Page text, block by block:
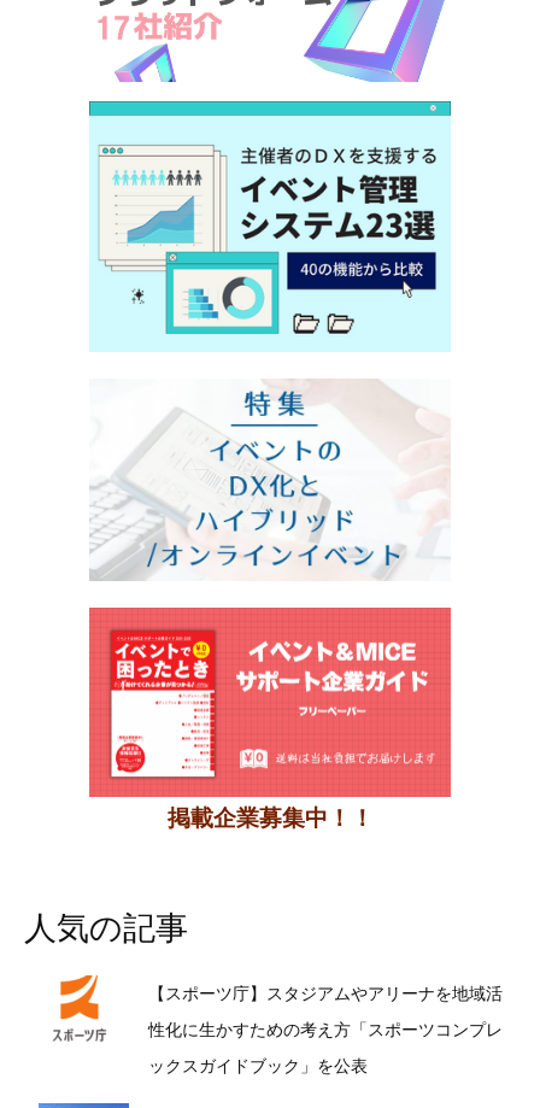
掲載企業募集中！！
人気の記事
【スポーツ庁】スタジアムやアリーナを地域活
性化に生かすための考え方「スポーツコンプレ
ックスガイドブック」を公表